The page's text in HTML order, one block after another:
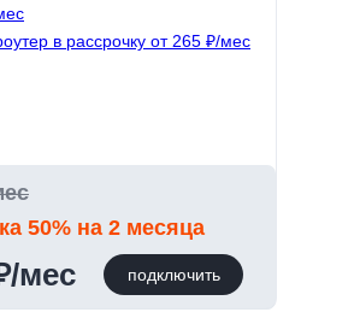
мес
50% на 2 месяца
в рассрочку от 265 ₽/мес
подключить